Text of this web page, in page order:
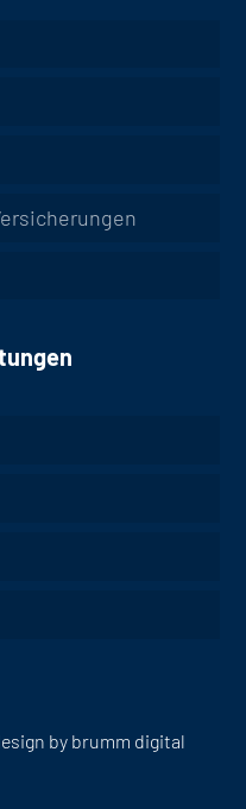
by brumm digital